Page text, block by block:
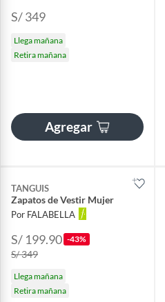
S/ 349
Llega mañana
Retira mañana
Agregar
TANGUIS
Zapatos de Vestir Mujer
Por FALABELLA
S/ 199.90 -43%
S/ 349
Llega mañana
Retira mañana